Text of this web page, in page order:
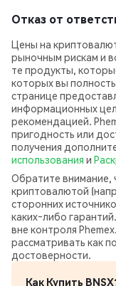
Отказ от
Цены на
рыночным рискам и
те продукты,
которых вы
странице
информационных
рекомендацией.
пригодность или
получения
использования и
Обратите внимание,
криптовалютой
сторонних
каких‑либо
вне контроля
рассматривать как
достоверности.
Как Купить